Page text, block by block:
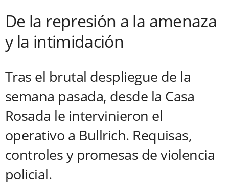
De la represión a la amenaza
y la intimidación
Tras el brutal despliegue de la
semana pasada, desde la Casa
Rosada le intervinieron el
operativo a Bullrich. Requisas,
controles y promesas de violencia
policial.